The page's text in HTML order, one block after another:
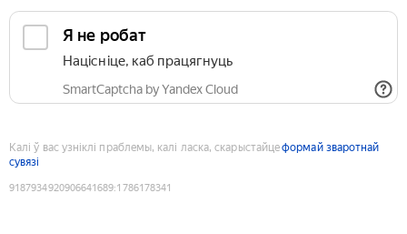
Я не робат
Націсніце, каб працягнуць
SmartCaptcha by Yandex Cloud
Калі ў вас узніклі праблемы, калі ласка, скарыстайцеформай зваротнай
сувязі
9187934920906641689:1786178341